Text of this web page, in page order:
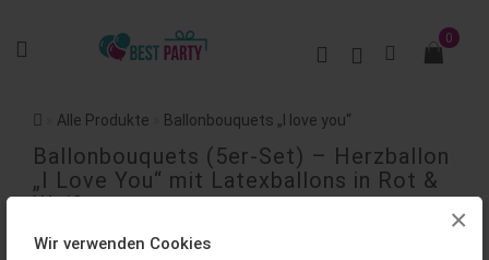
×
Wir verwenden Cookies
0
Alle Produkte Ballonbouquets „I love you“
Ballonbouquets (5er-Set) – Herzballon
„I Love You“ mit Latexballons in Rot &
Weiß
BEWERTUNGEN (0)